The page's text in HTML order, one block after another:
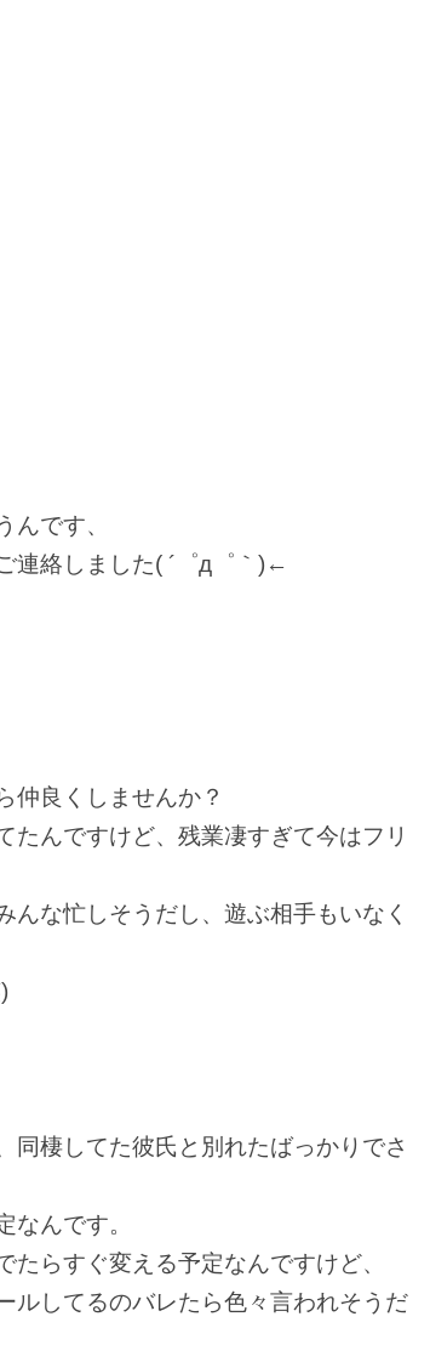
んです、
連絡しました( ´゜д゜｀)←
仲良くしませんか？
たんですけど、残業凄すぎて今はフリ
な忙しそうだし、遊ぶ相手もいなく
同棲してた彼氏と別れたばっかりでさ
なんです。
らすぐ変える予定なんですけど、
ルしてるのバレたら色々言われそうだ